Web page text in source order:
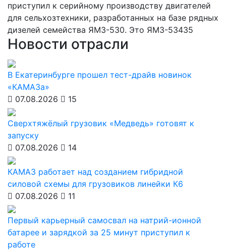
приступил к серийному производству двигателей
для сельхозтехники, разработанных на базе рядных
дизелей семейства ЯМЗ-530. Это ЯМЗ-53435
Новости отрасли
В Екатеринбурге прошел тест-драйв новинок
«КАМАЗа»
07.08.2026
15
Сверхтяжёлый грузовик «Медведь» готовят к
запуску
07.08.2026
14
КАМАЗ работает над созданием гибридной
силовой схемы для грузовиков линейки К6
07.08.2026
11
Первый карьерный самосвал на натрий-ионной
батарее и зарядкой за 25 минут приступил к
работе